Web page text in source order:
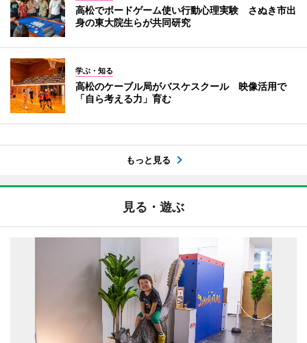
高松でボードゲーム使い行動心理実験 さぬき市出
身の東大院生らが共同研究
学ぶ・知る
高松のケーブル局がバスケスクール 映像活用で
「自ら考える力」育む
もっと見る
見る・遊ぶ